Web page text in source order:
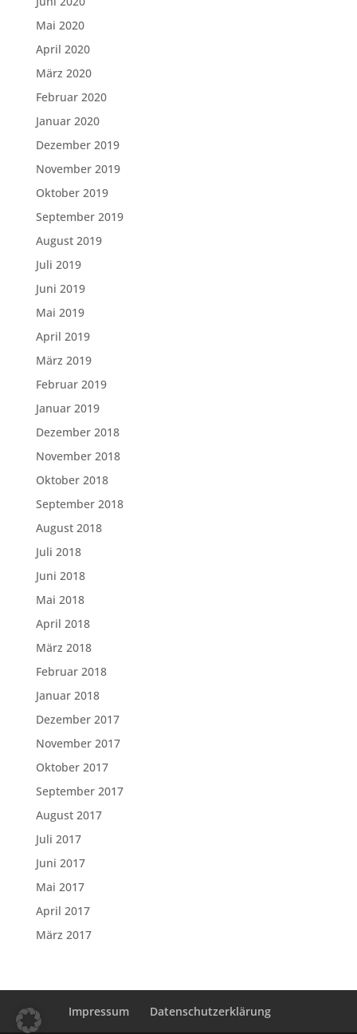
Mai 2020
April 2020
März 2020
Februar 2020
Januar 2020
Dezember 2019
November 2019
Oktober 2019
September 2019
August 2019
Juli 2019
Juni 2019
Mai 2019
April 2019
März 2019
Februar 2019
Januar 2019
Dezember 2018
November 2018
Oktober 2018
September 2018
August 2018
Juli 2018
Juni 2018
Mai 2018
April 2018
März 2018
Februar 2018
Januar 2018
Dezember 2017
November 2017
Oktober 2017
September 2017
August 2017
Juli 2017
Juni 2017
Mai 2017
April 2017
März 2017
Impressum Datenschutzerklärung